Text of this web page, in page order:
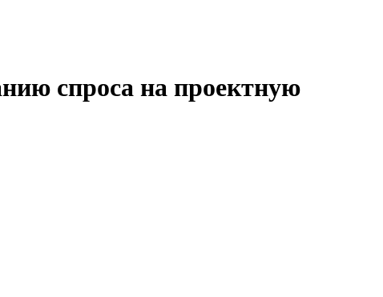
спроса на проектную